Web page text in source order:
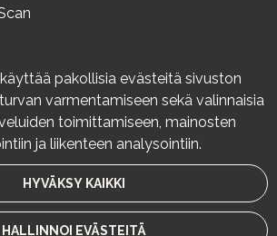
pakollisia evästeitä sivuston
varmentamiseen sekä valinnaisia
toimittamiseen, mainosten
ja liikenteen analysointiin.
HYVÄKSY KAIKKI
HALLINNOI EVÄSTEITÄ
Sivusto: atFlow